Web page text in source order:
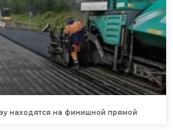
находятся на финишной прямой